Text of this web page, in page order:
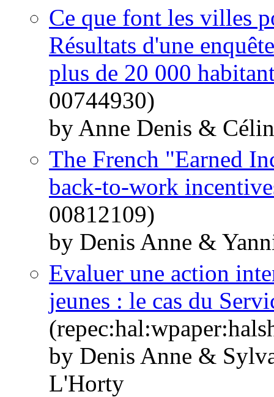
Ce que font les villes
Résultats d'une
plus de 20 000
00744930)
by Anne Denis &
The French "Earned
back-to-work
00812109)
by Denis Anne &
Evaluer une action
jeunes : le cas du
by Denis Anne &
L'Horty